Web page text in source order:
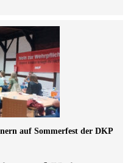
auf Sommerfest der DKP